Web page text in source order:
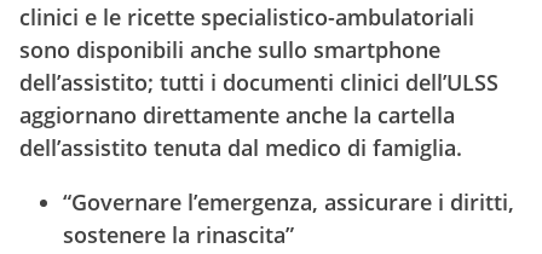
clinici e le ricette specialistico-ambulatoriali
sono disponibili anche sullo smartphone
dell’assistito; tutti i documenti clinici dell’ULSS
aggiornano direttamente anche la cartella
dell’assistito tenuta dal medico di famiglia.
“Governare l’emergenza, assicurare i diritti,
sostenere la rinascita”